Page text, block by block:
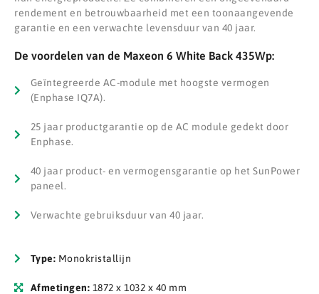
rendement en betrouwbaarheid met een toonaangevende
garantie en een verwachte levensduur van 40 jaar.
De voordelen van de Maxeon 6 White Back 435Wp:
Geïntegreerde AC-module met hoogste vermogen
(Enphase IQ7A).
25 jaar productgarantie op de AC module gedekt door
Enphase.
40 jaar product- en vermogensgarantie op het SunPower
paneel.
Verwachte gebruiksduur van 40 jaar.
Type: Monokristallijn
Afmetingen: 1872 x 1032 x 40 mm